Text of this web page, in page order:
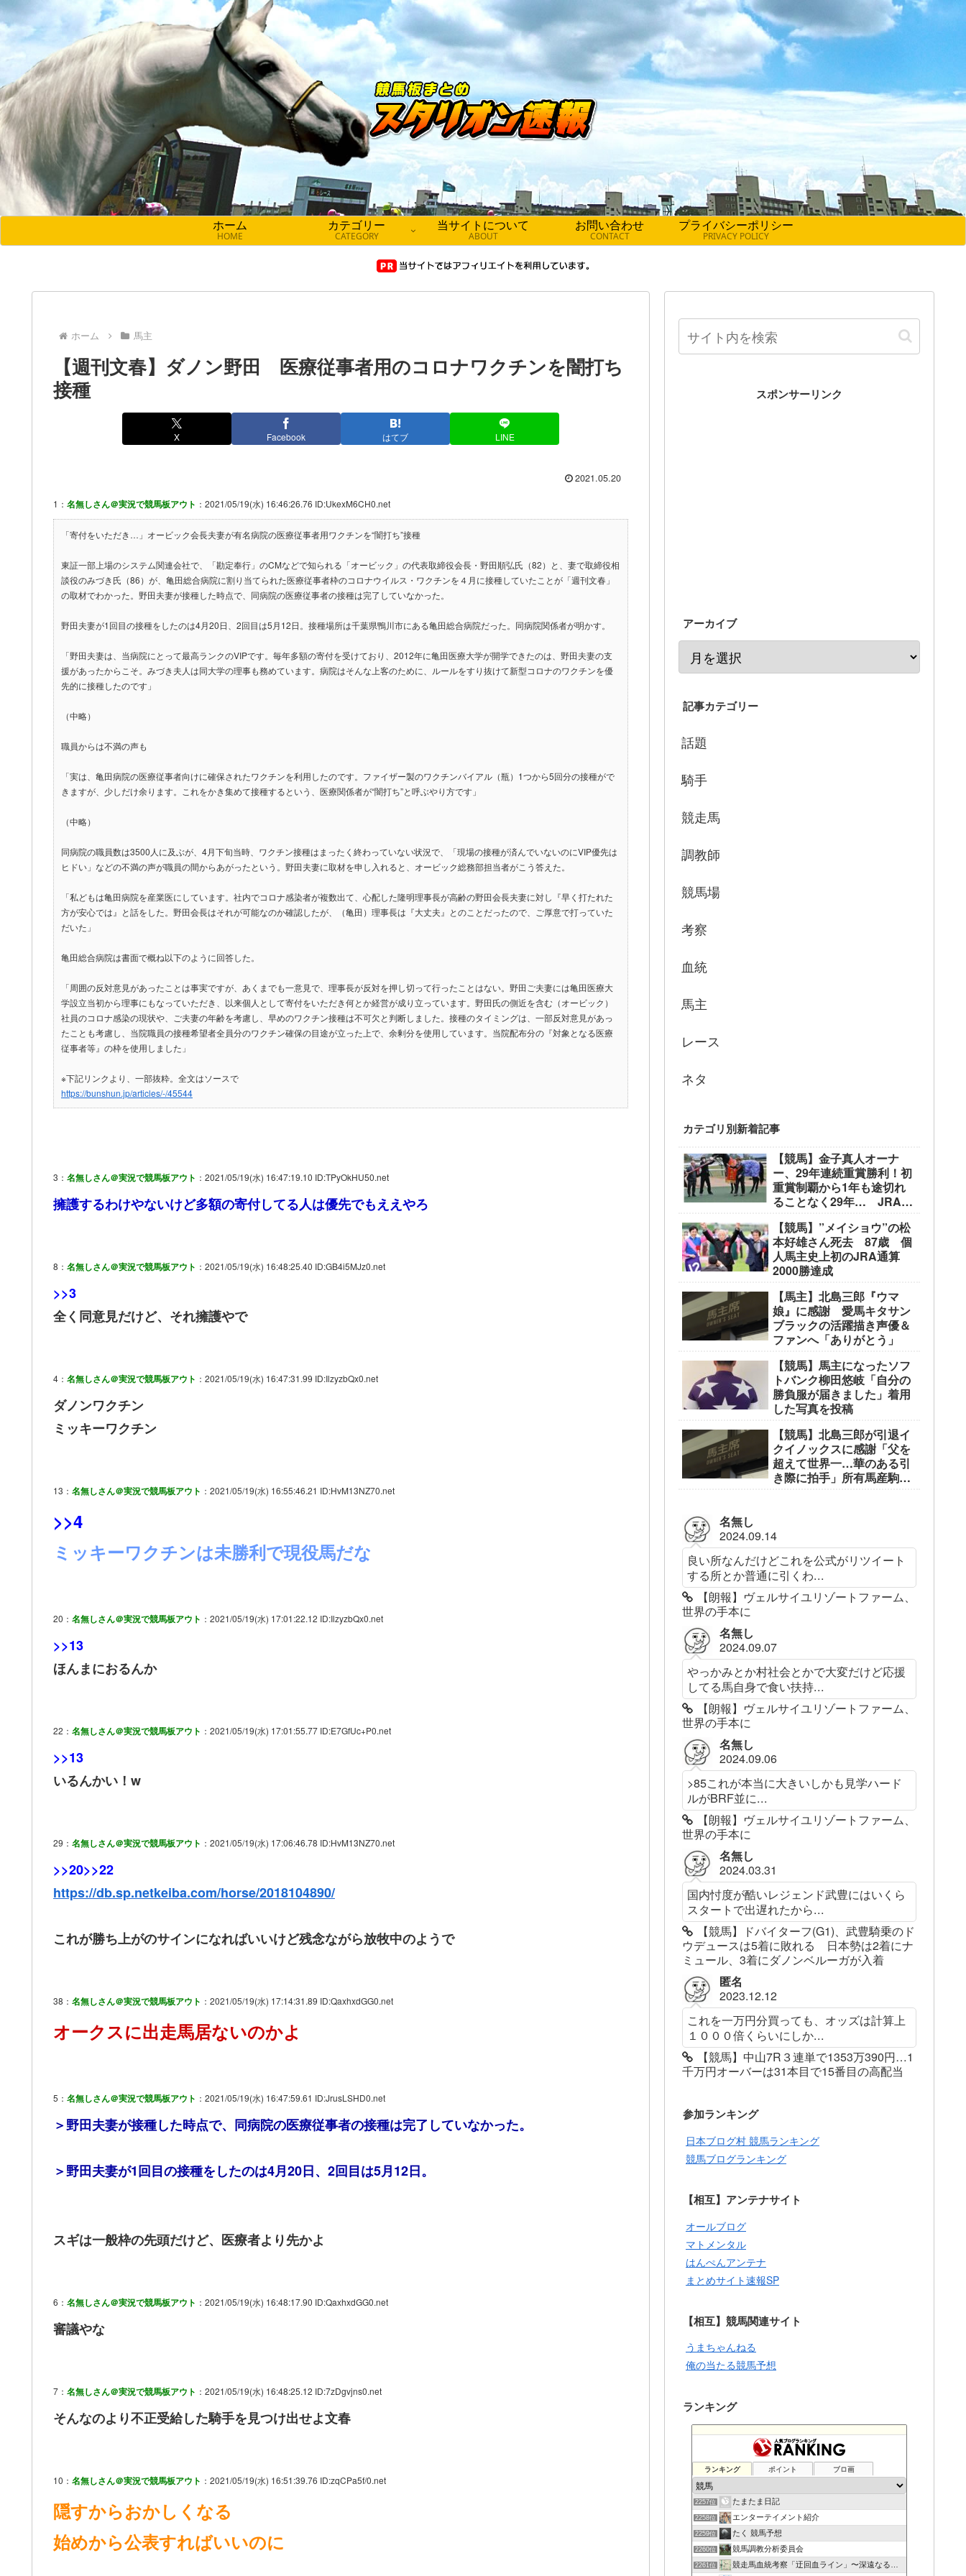
ホーム
HOME
カテゴリー
CATEGORY
当サイトについて
ABOUT
お問い合わせ
CONTACT
プライバシーポリシー
PRIVACY POLICY
ホーム 馬主
【週刊文春】ダノン野田 医療従事者用のコロナワクチンを闇打ち
接種
X Facebook はてブ LINE
2021.05.20
1： 名無しさん＠実況で競馬板アウト ：2021/05/19(水) 16:46:26.76 ID:UkexM6CH0.net
「寄付をいただき…」オービック会長夫妻が有名病院の医療従事者用ワクチンを“闇打ち”接種
東証一部上場のシステム関連会社で、「勘定奉行」のCMなどで知られる「オービック」の代表取締役会長・野田順弘氏（82）と、妻で取締役相
談役のみづき氏（86）が、亀田総合病院に割り当てられた医療従事者枠のコロナウイルス・ワクチンを４月に接種していたことが「週刊文春」
の取材でわかった。野田夫妻が接種した時点で、同病院の医療従事者の接種は完了していなかった。
野田夫妻が1回目の接種をしたのは4月20日、2回目は5月12日。接種場所は千葉県鴨川市にある亀田総合病院だった。同病院関係者が明かす。
「野田夫妻は、当病院にとって最高ランクのVIPです。毎年多額の寄付を受けており、2012年に亀田医療大学が開学できたのは、野田夫妻の支
援があったからこそ。みづき夫人は同大学の理事も務めています。病院はそんな上客のために、ルールをすり抜けて新型コロナのワクチンを優
先的に接種したのです」
（中略）
職員からは不満の声も
「実は、亀田病院の医療従事者向けに確保されたワクチンを利用したのです。ファイザー製のワクチンバイアル（瓶）1つから5回分の接種がで
きますが、少しだけ余ります。これをかき集めて接種するという、医療関係者が“闇打ち”と呼ぶやり方です」
（中略）
同病院の職員数は3500人に及ぶが、4月下旬当時、ワクチン接種はまったく終わっていない状況で、「現場の接種が済んでいないのにVIP優先は
ヒドい」などの不満の声が職員の間からあがったという。野田夫妻に取材を申し入れると、オービック総務部担当者がこう答えた。
「私どもは亀田病院を産業医にしています。社内でコロナ感染者が複数出て、心配した隆明理事長が高齢の野田会長夫妻に対し『早く打たれた
方が安心では』と話をした。野田会長はそれが可能なのか確認したが、（亀田）理事長は『大丈夫』とのことだったので、ご厚意で打っていた
だいた」
亀田総合病院は書面で概ね以下のように回答した。
「周囲の反対意見があったことは事実ですが、あくまでも一意見で、理事長が反対を押し切って行ったことはない。野田ご夫妻には亀田医療大
学設立当初から理事にもなっていただき、以来個人として寄付をいただき何とか経営が成り立っています。野田氏の側近を含む（オービック）
社員のコロナ感染の現状や、ご夫妻の年齢を考慮し、早めのワクチン接種は不可欠と判断しました。接種のタイミングは、一部反対意見があっ
たことも考慮し、当院職員の接種希望者全員分のワクチン確保の目途が立った上で、余剰分を使用しています。当院配布分の『対象となる医療
従事者等』の枠を使用しました」
※下記リンクより、一部抜粋。全文はソースで
https://bunshun.jp/articles/-/45544
3： 名無しさん＠実況で競馬板アウト ：2021/05/19(水) 16:47:19.10 ID:TPyOkHU50.net
擁護するわけやないけど多額の寄付してる人は優先でもええやろ
8： 名無しさん＠実況で競馬板アウト ：2021/05/19(水) 16:48:25.40 ID:GB4i5MJz0.net
>>3
全く同意見だけど、それ擁護やで
4： 名無しさん＠実況で競馬板アウト ：2021/05/19(水) 16:47:31.99 ID:IlzyzbQx0.net
ダノンワクチン
ミッキーワクチン
13： 名無しさん＠実況で競馬板アウト ：2021/05/19(水) 16:55:46.21 ID:HvM13NZ70.net
>>4
ミッキーワクチンは未勝利で現役馬だな
20： 名無しさん＠実況で競馬板アウト ：2021/05/19(水) 17:01:22.12 ID:IlzyzbQx0.net
>>13
ほんまにおるんか
22： 名無しさん＠実況で競馬板アウト ：2021/05/19(水) 17:01:55.77 ID:E7GfUc+P0.net
>>13
いるんかい！w
29： 名無しさん＠実況で競馬板アウト ：2021/05/19(水) 17:06:46.78 ID:HvM13NZ70.net
>>20>>22
https://db.sp.netkeiba.com/horse/2018104890/
これが勝ち上がのサインになればいいけど残念ながら放牧中のようで
38： 名無しさん＠実況で競馬板アウト ：2021/05/19(水) 17:14:31.89 ID:QaxhxdGG0.net
オークスに出走馬居ないのかよ
5： 名無しさん＠実況で競馬板アウト ：2021/05/19(水) 16:47:59.61 ID:JrusLSHD0.net
＞野田夫妻が接種した時点で、同病院の医療従事者の接種は完了していなかった。
＞野田夫妻が1回目の接種をしたのは4月20日、2回目は5月12日。
スギは一般枠の先頭だけど、医療者より先かよ
6： 名無しさん＠実況で競馬板アウト ：2021/05/19(水) 16:48:17.90 ID:QaxhxdGG0.net
審議やな
7： 名無しさん＠実況で競馬板アウト ：2021/05/19(水) 16:48:25.12 ID:7zDgvjns0.net
そんなのより不正受給した騎手を見つけ出せよ文春
10： 名無しさん＠実況で競馬板アウト ：2021/05/19(水) 16:51:39.76 ID:zqCPa5f/0.net
隠すからおかしくなる
始めから公表すればいいのに
スポンサーリンク
アーカイブ
記事カテゴリー
話題
騎手
競走馬
調教師
競馬場
考察
血統
馬主
レース
ネタ
カテゴリ別新着記事
【競馬】金子真人オーナ
ー、29年連続重賞勝利！初
重賞制覇から1年も途切れ
ることなく29年… JRA重
ごすぎる」
【競馬】”メイショウ”の松
本好雄さん死去 87歳 個
人馬主史上初のJRA通算
2000勝達成
【馬主】北島三郎『ウマ
娘』に感謝 愛馬キタサン
ブラックの活躍描き声優＆
ファンへ「ありがとう」
【競馬】馬主になったソフ
トバンク柳田悠岐「自分の
勝負服が届きました」着用
した写真を投稿
【競馬】北島三郎が引退イ
クイノックスに感謝「父を
超えて世界一…華のある引
き際に拍手」所有馬産駒筆
名無し
2024.09.14
良い所なんだけどこれを公式がリツイート
する所とか普通に引くわ...
【朗報】ヴェルサイユリゾートファーム、
世界の手本に
名無し
2024.09.07
やっかみとか村社会とかで大変だけど応援
してる馬自身で食い扶持...
【朗報】ヴェルサイユリゾートファーム、
世界の手本に
名無し
2024.09.06
>85これが本当に大きいしかも見学ハード
ルがBRF並に...
【朗報】ヴェルサイユリゾートファーム、
世界の手本に
名無し
2024.03.31
国内忖度が酷いレジェンド武豊にはいくら
スタートで出遅れたから...
【競馬】ドバイターフ(G1)、武豊騎乗のド
ウデュースは5着に敗れる 日本勢は2着にナ
ミュール、3着にダノンベルーガが入着
匿名
2023.12.12
これを一万円分買っても、オッズは計算上
１０００倍くらいにしか...
【競馬】中山7R３連単で1353万390円…1
千万円オーバーは31本目で15番目の高配当
参加ランキング
日本ブログ村 競馬ランキング
競馬ブログランキング
【相互】アンテナサイト
オールブログ
マトメンタル
はんぺんアンテナ
まとめサイト速報SP
【相互】競馬関連サイト
うまちゃんねる
俺の当たる競馬予想
ランキング
ランキング ポイント ブロ画
2257位 たまたま日記
2258位 エンターテイメント紹介
2259位 たく 競馬予想
2260位 競馬調教分析委員会
2261位 競走馬血統考察「迂回血ライン」〜深遠なる血の連鎖〜